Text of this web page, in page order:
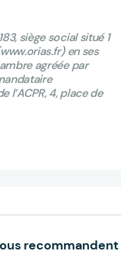
siège social situé 1
en ses
agréée par
l’ACPR, 4, place de
recommandent